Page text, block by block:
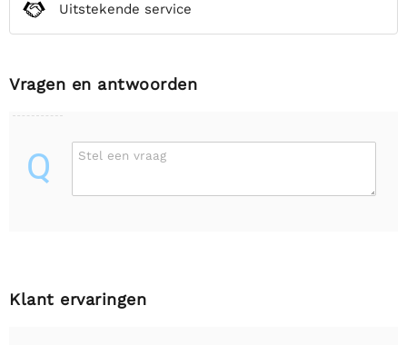
Uitstekende service
Vragen en antwoorden
Q Stel een vraag
Klant ervaringen